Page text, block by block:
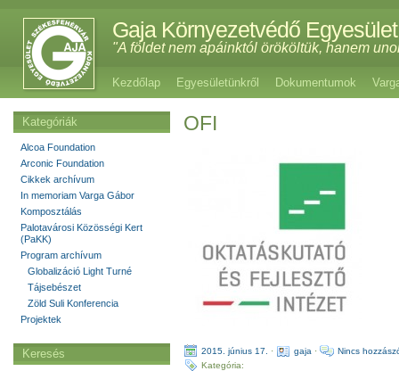
Gaja Környezetvédő Egyesület
"A földet nem apáinktól örököltük, hanem
Kezdőlap Egyesületünkről Dokumentumok
OFI
2015. június 17. · gaja ·
Nincs
Kategória:
Kategóriák
Alcoa Foundation
Arconic Foundation
Cikkek archívum
In memoriam Varga Gábor
Komposztálás
Palotavárosi Közösségi Kert
(PaKK)
Program archívum
Globalizáció Light Turné
Tájsebészet
Zöld Suli Konferencia
Projektek
Keresés